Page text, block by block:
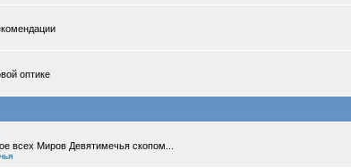
оптике
всех Миров Девятимечья скопом...